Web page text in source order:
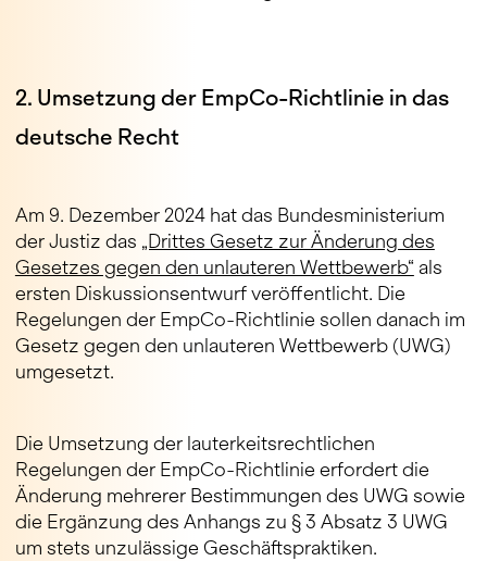
2. Umsetzung der EmpCo-Richtlinie in das
deutsche Recht
Am 9. Dezember 2024 hat das Bundesministerium
der Justiz das „Drittes Gesetz zur Änderung des
Gesetzes gegen den unlauteren Wettbewerb“ als
ersten Diskussionsentwurf veröffentlicht. Die
Regelungen der EmpCo-Richtlinie sollen danach im
Gesetz gegen den unlauteren Wettbewerb (UWG)
umgesetzt.
Die Umsetzung der lauterkeitsrechtlichen
Regelungen der EmpCo-Richtlinie erfordert die
Änderung mehrerer Bestimmungen des UWG sowie
die Ergänzung des Anhangs zu § 3 Absatz 3 UWG
um stets unzulässige Geschäftspraktiken.